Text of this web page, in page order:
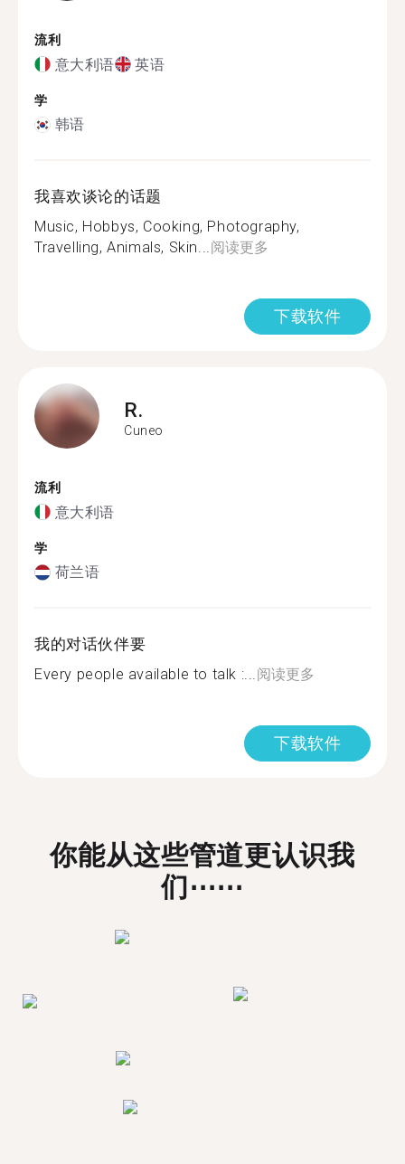
流利
意大利语 英语
学
韩语
我喜欢谈论的话题
Music, Hobbys, Cooking, Photography,
Travelling, Animals, Skin...阅读更多
下载软件
R.
Cuneo
流利
意大利语
学
荷兰语
我的对话伙伴要
Every people available to talk :...阅读更多
下载软件
你能从这些管道更认识我
们⋯⋯